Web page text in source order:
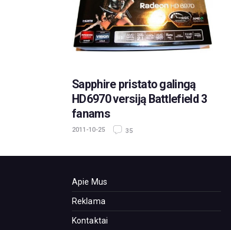
Sapphire pristato galingą
HD6970 versiją Battlefield 3
fanams
2011-10-25 35
Apie Mus
Reklama
Kontaktai